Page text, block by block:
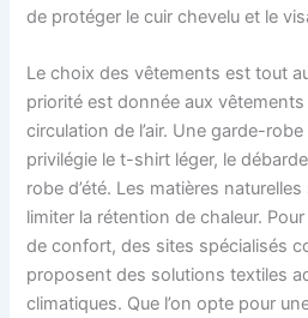
de protéger le cuir chevelu et le
Le choix des vêtements est tout
priorité est donnée aux
circulation de l’air. Une garde-
privilégie le t-shirt léger, le
robe d’été. Les matières
limiter la rétention de chaleur.
de confort, des sites spécialisés
proposent des solutions textiles
climatiques. Que l’on opte pour